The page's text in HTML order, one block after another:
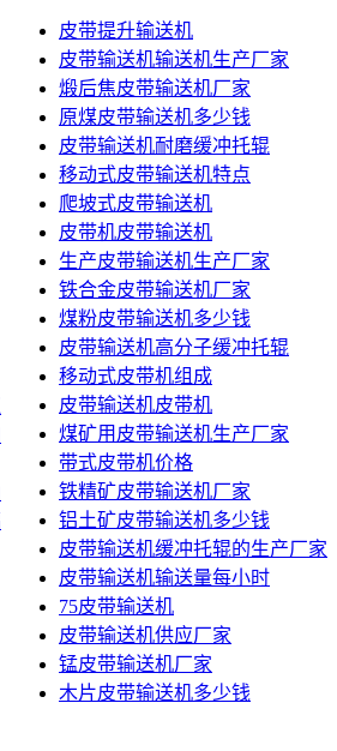
皮带提升输送机
皮带输送机输送机生产厂家
煅后焦皮带输送机厂家
原煤皮带输送机多少钱
皮带输送机耐磨缓冲托辊
移动式皮带输送机特点
爬坡式皮带输送机
皮带机皮带输送机
生产皮带输送机生产厂家
铁合金皮带输送机厂家
煤粉皮带输送机多少钱
皮带输送机高分子缓冲托辊
移动式皮带机组成
皮带输送机皮带机
煤矿用皮带输送机生产厂家
带式皮带机价格
铁精矿皮带输送机厂家
铝土矿皮带输送机多少钱
皮带输送机缓冲托辊的生产厂家
皮带输送机输送量每小时
75皮带输送机
皮带输送机供应厂家
锰皮带输送机厂家
木片皮带输送机多少钱